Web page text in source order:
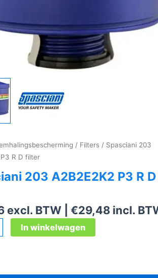
/ Filters / Spasciani 203
R D filter
203 A2B2E2K2 P3 R D
excl. BTW | €29,48 incl.
In winkelwagen